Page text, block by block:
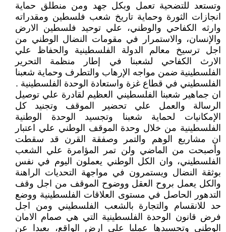
وتستعد للتضحية تعمل وبكل جهد ومن منطلق حماية
انجازات الثورة وحماية تاريخ شعب فلسطين ومقدراته
وارثه الكفاحي والوطني، علي توحيد فلسطين الارض
والإنسان، والاستمرار في مقومات النضال الوطني من
اجل ترسيخ معالم الدولة الفلسطينية والحفاظ علي
الارث الكفاحي لشعبنا في إطار منظمة التحرير
الفلسطينية ضمن مواجه الإرهاب والتطرف وحماية شعبنا
الفلسطيني في قطاع غزة واستعادة الوحدة الفلسطينية .
ان جماهير شعبنا الفلسطيني العظيم لقادرة علي توصيل
الرسالة والعمل علي تحضير الموقف وتجنيد كل
الإمكانيات لحماية شعبنا وتجسيد الوحدة الوطنية
الفلسطينية من خلال وحدة الموقف الوطني علي اعتبار
ان مشاريع الوهم والتمر وصفقة القرن قد سقطت
وأصبحت من الماضي ولن تمر المؤامرة علي الشعب
الفلسطيني، وان الكل الوطني يعملون اليوم في نفس
بوثقة النضال ويستمرون في مواجهة التحديات الراهنة
والكل يعمل بروح العقل ووضوح الموقف من اجل وقف
التدهور الحاصل في مستوى العلاقات الفلسطينية ووضع
حد للانقسام والتجارة بالشعب الفلسطيني ومن اجل
فرض قانون الوحدة الفلسطينية التي هي صمام الامان
الوطني وتجسيدها عمليا علي ارض الواقع، بعيدا عن